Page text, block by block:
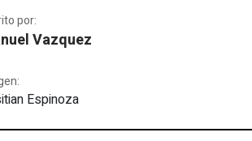
por:
Vazquez
Espinoza